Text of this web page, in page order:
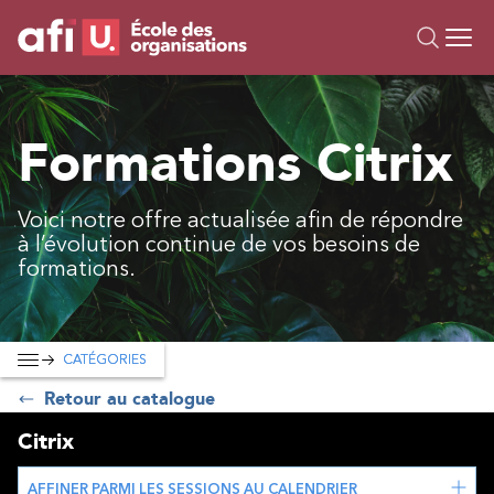
Formations
Campus IA
Sur mesure
À propos
Ressources
Formations Citrix
Voici notre offre actualisée afin de répondre
à l’évolution continue de vos besoins de
formations.
Retour au catalogue
CATÉGORIES
Citrix
AFFINER PARMI LES SESSIONS AU CALENDRIER